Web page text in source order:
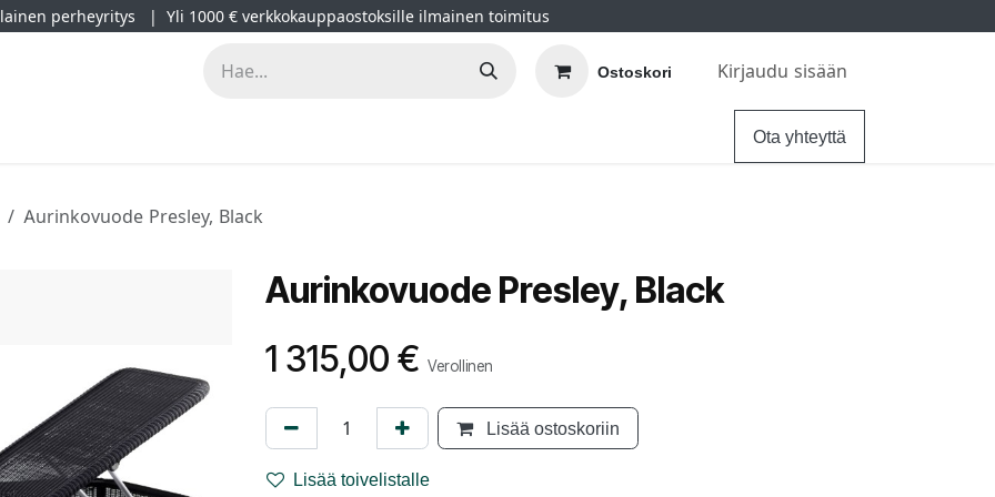
perheyritys | Yli 1000 € verkkokauppaostoksille ilmainen toimitus
Ostoskori Kirjaudu sisään
Ota yhteyttä
Aurinkovuode Presley, Black
Aurinkovuode Presley, Black
1 315,00 € Verollinen
Lisää ostoskoriin
Lisää toivelistalle